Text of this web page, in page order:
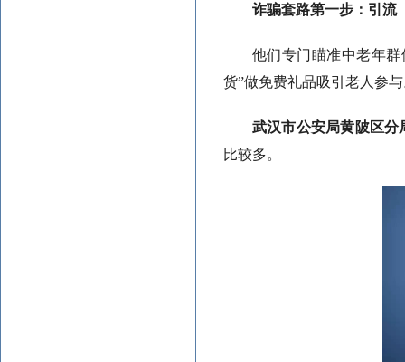
诈骗套路第一步：引流
他们专门瞄准中老年
货”做免费礼品吸引老人参
武汉市公安局黄陂区分
比较多。